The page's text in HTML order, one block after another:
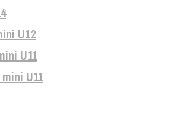
U12
U11
U11